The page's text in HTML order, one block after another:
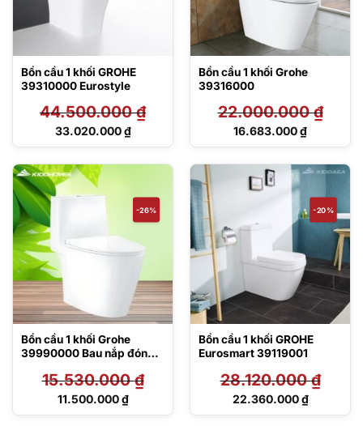
Bồn cầu 1 khối GROHE
39310000 Eurostyle
44.500.000₫
Giá
44.500.000 ₫.
33.020.000₫
Giá
tại
là:
33.020.000 ₫.
Bồn cầu 1 khối Grohe
39316000
22.000.000₫
Giá
22.000.000 ₫.
16.683.000₫
Giá
tại
là:
16.683.000 ₫.
-26%
Bồn cầu 1 khối Grohe
39990000 Bau nắp đóng
15.530.000₫
Giá
11.500.000₫
Giá
-20%
Bồn cầu 1 khối GROHE
Eurosmart 39119001
28.120.000₫
Giá
22.360.000₫
Giá